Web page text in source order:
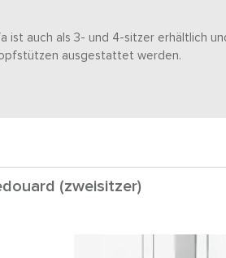
ist auch als 3- und 4-sitzer erhältlich
ausgestattet werden.
(zweisitzer)